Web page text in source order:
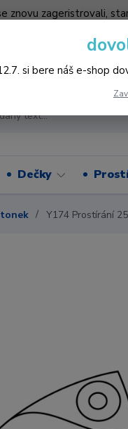
znovu zageristrovali,
Dečky
Y174 Prostírání
si bere náš e-shop